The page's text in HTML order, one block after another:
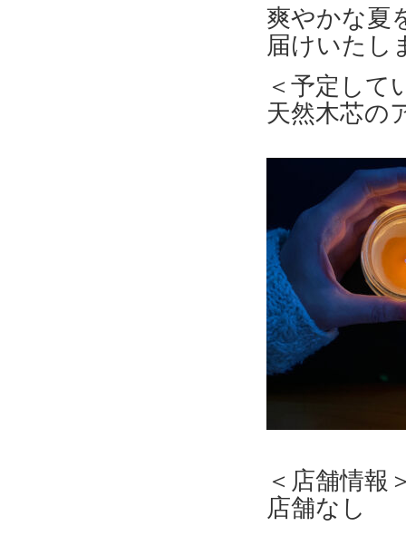
爽やかな夏
届けいたし
＜予定して
天然木芯の
＜店舗情報
店舗なし